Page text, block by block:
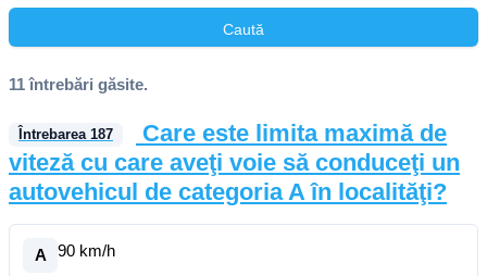
Caută
11 întrebări găsite.
Întrebarea 187
Care este limita maximă de
viteză cu care aveţi voie să conduceţi un
autovehicul de categoria A în localităţi?
A 90 km/h